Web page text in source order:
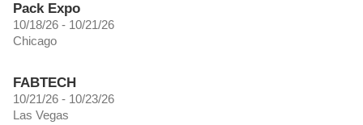
Pack Expo
10/18/26 - 10/21/26
Chicago
FABTECH
10/21/26 - 10/23/26
Las Vegas